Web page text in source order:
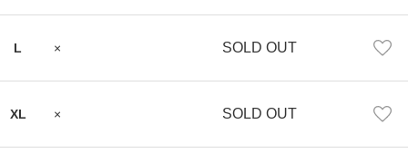
L × SOLD OUT
XL × SOLD OUT